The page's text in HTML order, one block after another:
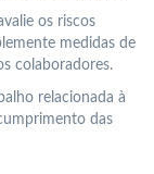
os riscos
medidas de
colaboradores.
relacionada à
das